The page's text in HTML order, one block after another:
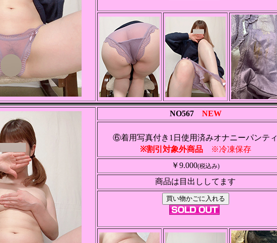
NO567 NEW
⑥着用写真付き1日使用済みオナニーパンティ
※割引対象外商品※冷凍保存
￥9.000(税込み)
商品は目出ししてます